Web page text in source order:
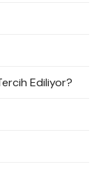
Ediliyor?